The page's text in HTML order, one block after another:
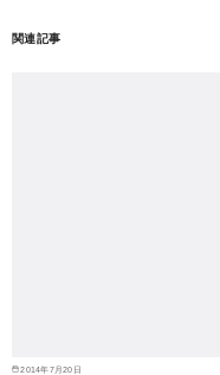
関連記事
2014年7月20日